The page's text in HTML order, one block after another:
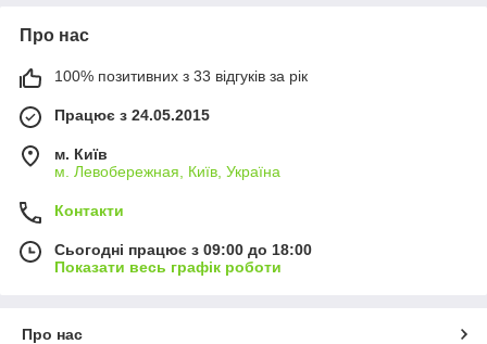
Про нас
100% позитивних з 33 відгуків за рік
Працює з 24.05.2015
м. Київ
м. Левобережная, Київ, Україна
Контакти
Сьогодні працює з 09:00 до 18:00
Показати весь графік роботи
Про нас